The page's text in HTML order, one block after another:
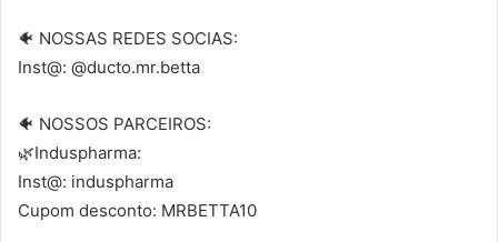
🐠 NOSSAS REDES SOCIAS:
Inst@: @ducto.mr.betta
🐠 NOSSOS PARCEIROS:
🌿Induspharma:
Inst@: induspharma
Cupom desconto: MRBETTA10